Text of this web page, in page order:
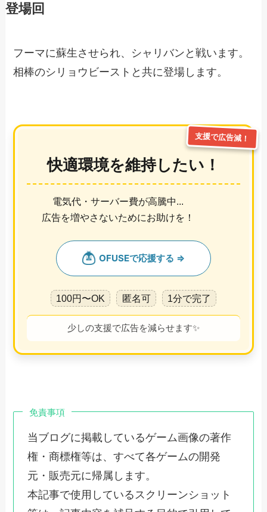
登場回
フーマに蘇生させられ、シャリバンと戦います。
相棒のシリョウビーストと共に登場します。
支援で広告減！
快適環境を維持したい！
電気代・サーバー費が高騰中...
広告を増やさないためにお助けを！
100円〜OK 匿名可 1分で完了
少しの支援で広告を減らせます✨
免責事項
当ブログに掲載しているゲーム画像の著作
権・商標権等は、すべて各ゲームの開発
元・販売元に帰属します。
本記事で使用しているスクリーンショット